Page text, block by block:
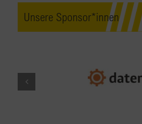
Unsere Sponsor*innen